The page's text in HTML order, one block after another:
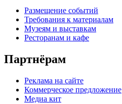
Размещение событий
Требования к материалам
Музеям и выставкам
Ресторанам и кафе
Партнёрам
Реклама на сайте
Коммерческое предложение
Медиа кит